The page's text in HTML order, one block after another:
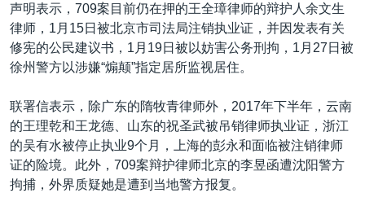
声明表示，709案目前仍在押的王全璋律师的辩护人余文生
律师，1月15日被北京市司法局注销执业证，并因发表有关
修宪的公民建议书，1月19日被以妨害公务刑拘，1月27日被
徐州警方以涉嫌“煽颠”指定居所监视居住。
联署信表示，除广东的隋牧青律师外，2017年下半年，云南
的王理乾和王龙德、山东的祝圣武被吊销律师执业证，浙江
的吴有水被停止执业9个月，上海的彭永和面临被注销律师
证的险境。此外，709案辩护律师北京的李昱函遭沈阳警方
拘捕，外界质疑她是遭到当地警方报复。